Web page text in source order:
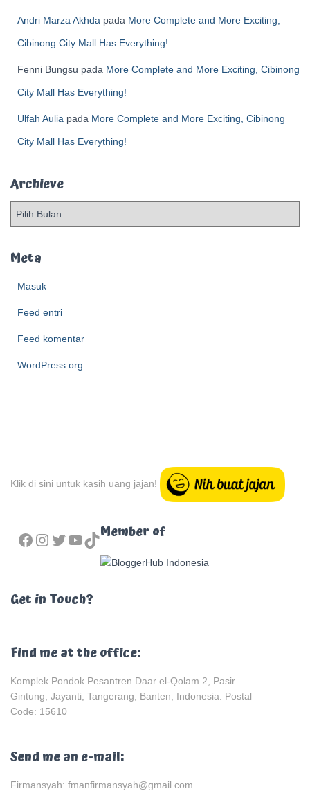
Andri Marza Akhda pada More Complete and More Exciting,
Cibinong City Mall Has Everything!
Fenni Bungsu pada More Complete and More Exciting, Cibinong
City Mall Has Everything!
Ulfah Aulia pada More Complete and More Exciting, Cibinong
City Mall Has Everything!
Archieve
h
Meta
Masuk
Feed entri
Feed komentar
WordPress.org
Klik di sini untuk kasih uang jajan!
FACEBOOK INSTAGRAM TWITTER YOUTUBE TIKTOK
Member of
Get in Touch?
Find me at the office:
Komplek Pondok Pesantren Daar el-Qolam 2, Pasir
Gintung, Jayanti, Tangerang, Banten, Indonesia. Postal
Code: 15610
Send me an e-mail:
Firmansyah: fmanfirmansyah@gmail.com